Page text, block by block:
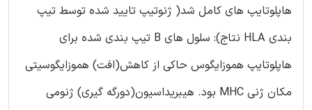
هاپلوتایپ های کامل شد( ژنوتیپ تایید شده توسط تیپ
بندی HLA نتاج): سلول های B تیپ بندی شده برای
هاپلوتایپ هموزایگوس حاکی از کاهش(افت) هموزایگوسیتی
مکان ژنی MHC بود. هیبریداسیون(دورگه گیری) ژنومی